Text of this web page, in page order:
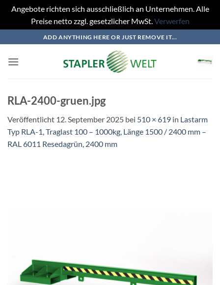
Angebote richten sich ausschließlich an Unternehmen. Alle
Preise netto zzgl. gesetzlicher MwSt.Verwerfen
Inhalt
springen
ADD ANYTHING HERE OR JUST REMOVE IT...
RLA-2400-gruen.jpg
Veröffentlicht 12. September 2025 bei 510 × 619 in Lastarm
Typ RLA-1, Traglast 100 – 1000kg, Länge 1500 / 2400 mm –
RAL 6011 Resedagrün, 2400 mm